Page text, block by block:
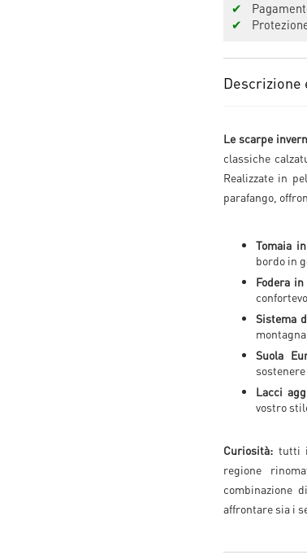
✔
✔
Descrizione
Le scarpe
classiche
Realizzate in
parafango,
Tomaia
bordo in
Fodera
Sistema
Suola
Lacci
vostro
Curiosità: tutti i
regione
combinazione
affrontare sia i